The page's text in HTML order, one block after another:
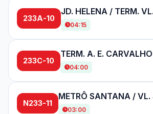
233A-10
04:15
233C-10
04:00
N233-11
03:00